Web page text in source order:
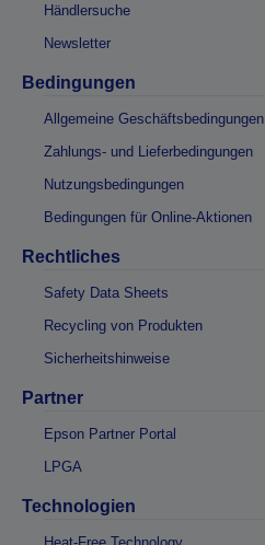
Händlersuche
Newsletter
Bedingungen
Allgemeine Geschäftsbedingungen
Zahlungs- und Lieferbedingungen
Nutzungsbedingungen
Bedingungen für Online-Aktionen
Rechtliches
Safety Data Sheets
Recycling von Produkten
Sicherheitshinweise
Partner
Epson Partner Portal
LPGA
Technologien
Heat-Free Technology